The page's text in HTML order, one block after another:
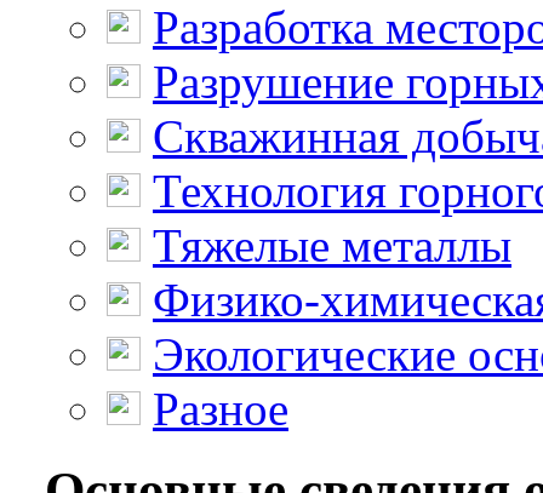
Разработка
Разрушение
Скважинная
Технология
Тяжелые металлы
Физико-
Экологические
Разное